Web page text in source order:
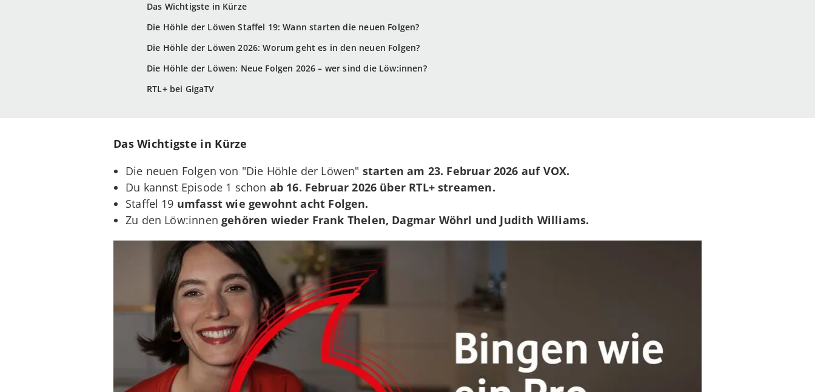
Das Wichtigste in Kürze
Die Höhle der Löwen Staffel 19: Wann starten die neuen Folgen?
Die Höhle der Löwen 2026: Worum geht es in den neuen Folgen?
Die Höhle der Löwen: Neue Folgen 2026 – wer sind die Löw:innen?
RTL+ bei GigaTV
Das Wichtigste in Kürze
Die neuen Folgen von "Die Höhle der Löwen" starten am 23. Februar 2026 auf VOX.
Du kannst Episode 1 schon ab 16. Februar 2026 über RTL+ streamen.
Staffel 19 umfasst wie gewohnt acht Folgen.
Zu den Löw:innengehören wieder Frank Thelen, Dagmar Wöhrl und Judith Williams.